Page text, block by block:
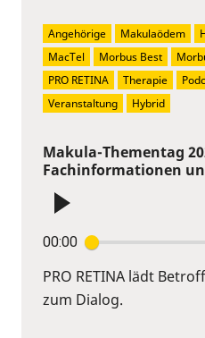
Makula-Thementag
Fachinformationen
00:00
PRO RETINA lädt
zum Dialog.
Angehörige Makulaödem
MacTel
Morbus Best
PRO RETINA
Therapie
Veranstaltung
Hybrid